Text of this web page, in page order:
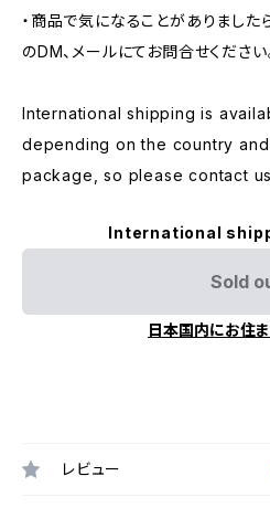
・商品で気になることがありました
のDM、メールにてお問合せください
International shipping is
depending on the country
package, so please contact
International
Sold
日本国内にお住
レビュー